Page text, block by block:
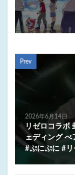
Prev
2026年6月14日
リゼロコラボ
ェディング べ
#ぷにぷに #リ